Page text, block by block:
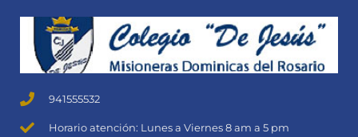
941555532
Horario atención: Lunes a Viernes 8 am a 5 pm